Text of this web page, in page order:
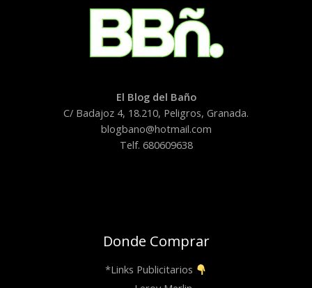
El Blog del Baño
C/ Badajoz 4, 18.210, Peligros, Granada.
blogbano@hotmail.com
Telf. 680609638
Donde Comprar
*Links Publicitarios